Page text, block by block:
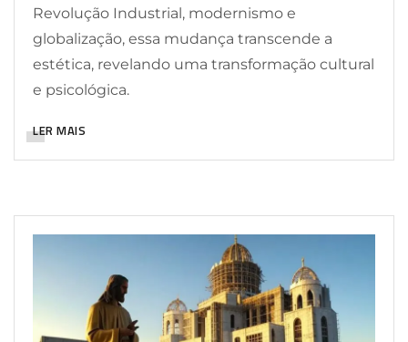
Revolução Industrial, modernismo e
globalização, essa mudança transcende a
estética, revelando uma transformação cultural
e psicológica.
LER MAIS